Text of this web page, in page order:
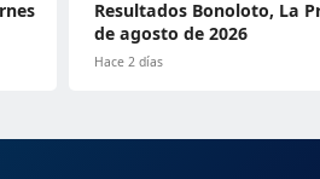
Resultados Bonoloto, La
de agosto de 2026
Hace 2 días